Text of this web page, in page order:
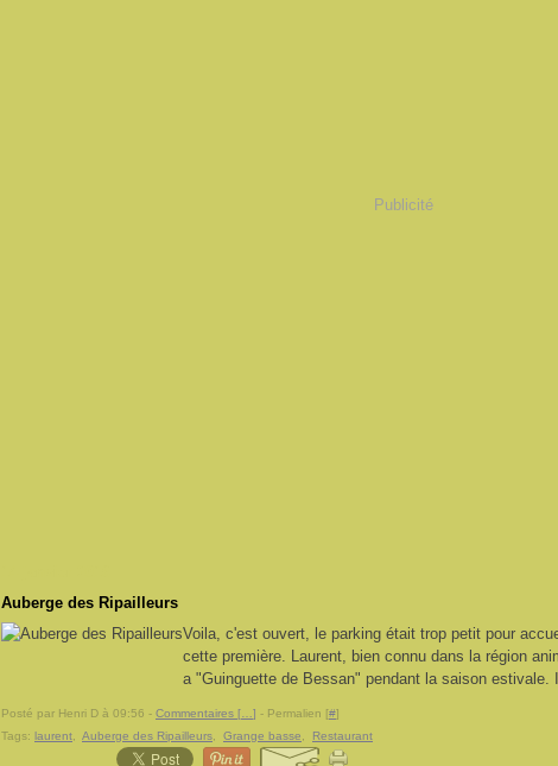
Publicité
Auberge des Ripailleurs
Voila, c'est ouvert, le parking était trop petit pour
cette première. Laurent, bien connu dans la région
a "Guinguette de Bessan" pendant la saison estivale.
Posté par Henri D à 09:56 - Commentaires [ ] - Permalien [#]
Tags: laurent Auberge des Ripailleurs Grange basse Restaurant